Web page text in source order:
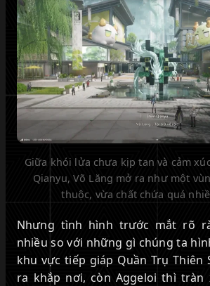
Giữa khói lửa chưa kịp tan và cảm
Qianyu, Võ Lăng mở ra như một
thuộc, vừa chất chứa quá
Nhưng tình hình trước mắt rõ
nhiều so với những gì chúng ta
khu vực tiếp giáp Quần Trụ Thiên
ra khắp nơi, còn Aggeloi thì